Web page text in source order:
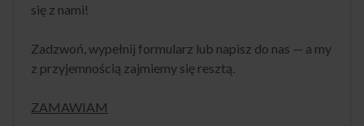
się z nami!
Zadzwoń, wypełnij formularz lub napisz do nas — a my
z przyjemnością zajmiemy się resztą.
ZAMAWIAM